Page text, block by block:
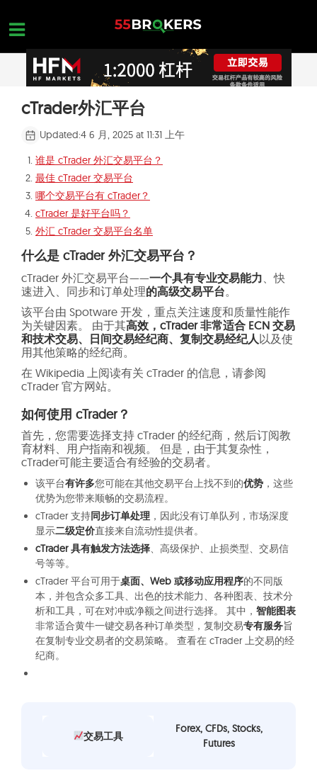
content
主页面
正规外汇交易平台
外汇黑平台
学习外汇交易
平台查询
联系我们
开设一个免费账户
cTrader外汇平台
Updated:4 6 月, 2025 at 11:31 上午
谁是 cTrader 外汇交易平台？
最佳 cTrader 交易平台
哪个交易平台有 cTrader？
cTrader 是好平台吗？
外汇 cTrader 交易平台名单
什么是 cTrader 外汇交易平台？
cTrader 外汇交易平台——一个具有专业交易能力 、快
速进入、同步和订单处理的高级交易平台。
该平台由 Spotware 开发，重点关注速度和质量性能作
为关键因素。 由于其高效，cTrader 非常适合 ECN 交易
和技术交易、日间交易经纪商、复制交易经纪人以及使
用其他策略的经纪商。
在 Wikipedia 上阅读有关 cTrader 的信息，请参阅
cTrader 官方网站。
如何使用 cTrader？
首先，您需要选择支持 cTrader 的经纪商，然后订阅教
育材料、用户指南和视频。 但是，由于其复杂性，
cTrader可能主要适合有经验的交易者。
该平台有许多您可能在其他交易平台上找不到的优势 ，这些
优势为您带来顺畅的交易流程。
cTrader 支持同步订单处理 ，因此没有订单队列，市场深度
显示二级定价直接来自流动性提供者。
cTrader 具有触发方法选择、高级保护、止损类型、交易信
号等等。
cTrader 平台可用于桌面、Web 或移动应用程序的不同版
本，并包含众多工具、出色的技术能力、各种图表、技术分
析和工具，可在对冲或净额之间进行选择。 其中， 智能图表
非常适合黄牛一键交易各种订单类型，复制交易专有服务旨
在复制专业交易者的交易策略。 查看在 cTrader 上交易的经
纪商。
交易工具
Forex, CFDs, Stocks,
Futures